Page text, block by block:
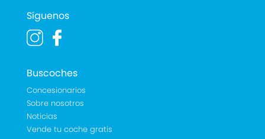
Síguenos
Buscoches
Concesionarios
Sobre nosotros
Noticias
Vende tu coche gratis